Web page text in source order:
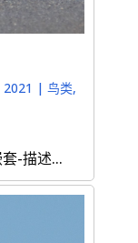
|鸟类,
-描述...